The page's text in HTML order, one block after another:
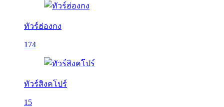
ทัวร์ฮ่องกง
174
ทัวร์สิงคโปร์
15